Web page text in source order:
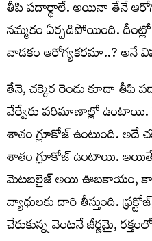
తీపి ప‌దార్థాలే. అయినా తేనే
న‌మ్మ‌కం ఏర్ప‌డిపోయింది.
వాడ‌కం ఆరోగ్య‌క‌ర‌మా..? అనే
తేనె, చ‌క్కెర రెండు కూడా తీపి
వేర్వేరు ప‌రిమాణాల్లో ఉంటాయి.
శాతం గ్లూకోజ్ ఉంటుంది. అదే
శాతం గ్లూకోజ్ ఉంటాయి.
మెట‌బ‌లైజ్ అయి ఊబ‌కాయం,
వ్యాధుల‌కు దారి తీస్తుంది.
చేరుకున్న వెంట‌నే జీర్ణ‌మై,